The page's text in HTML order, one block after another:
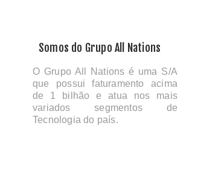
Somos do Grupo All Nations
O Grupo All Nations é uma S/A
que possui faturamento acima
de 1 bilhão e atua nos mais
variados segmentos de
Tecnologia do país.